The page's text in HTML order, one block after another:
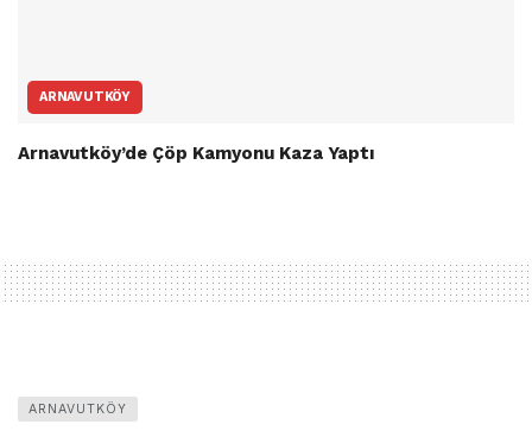
ARNAVUTKÖY
Arnavutköy’de Çöp Kamyonu Kaza Yaptı
ARNAVUTKÖY